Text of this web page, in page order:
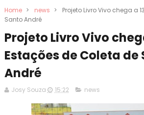
Home > news >
Projeto Livro Vivo chega a
Santo André
Projeto Livro Vivo
Estações de Coleta de
André
Josy Souza 15:22 news